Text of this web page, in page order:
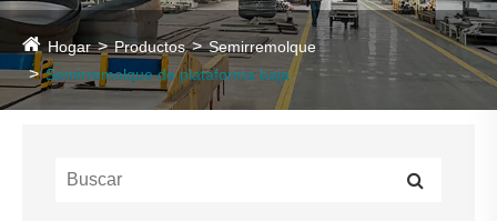
Hogar Productos
Semirremolque
Semirremolque de plataforma baja